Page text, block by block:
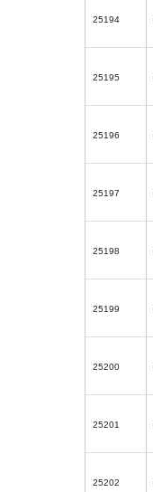
25194
25195
25196
25197
25198
25199
25200
25201
25202